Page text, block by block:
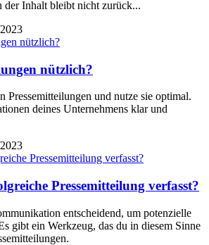
der Inhalt bleibt nicht zurück...
nützlich?
Pressemitteilungen und nutze sie optimal.
deines Unternehmens klar und
Pressemitteilung verfasst?
entscheidend, um potenzielle
gibt ein Werkzeug, das du in diesem Sinne